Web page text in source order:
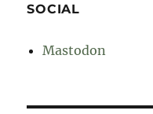
SOCIAL
Mastodon